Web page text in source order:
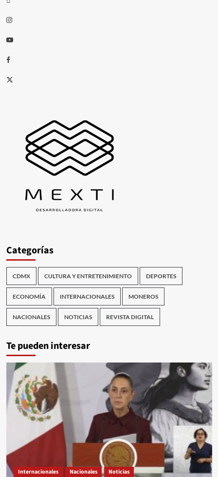
Instagram
Youtube
Facebook
X
Categorías
CDMX CULTURA Y ENTRETENIMIENTO DEPORTES
ECONOMÍA INTERNACIONALES MONEROS
NACIONALES NOTICIAS REVISTA DIGITAL
Te pueden interesar
Internacionales Nacionales Noticias